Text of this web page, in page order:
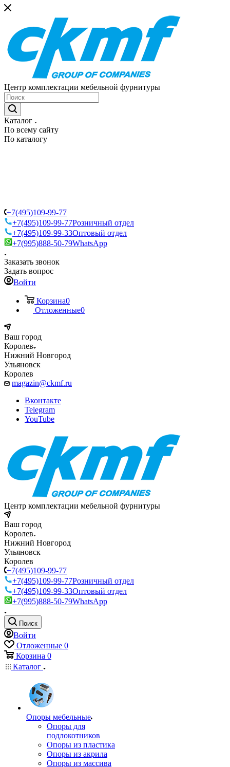
Центр комплектации мебельной фурнитуры
Каталог
По всему сайту
По каталогу
+7(495)109-99-77
+7(495)109-99-77Розничный отдел
+7(495)109-99-33Оптовый отдел
+7(995)888-50-79WhatsApp
Заказать звонок
Задать вопрос
Войти
Корзина0
Отложенные0
Ваш город
Королев
Нижний Новгород
Ульяновск
Королев
magazin@ckmf.ru
Вконтакте
Telegram
YouTube
Центр комплектации мебельной фурнитуры
Ваш город
Королев
Нижний Новгород
Ульяновск
Королев
+7(495)109-99-77
+7(495)109-99-77Розничный отдел
+7(495)109-99-33Оптовый отдел
+7(995)888-50-79WhatsApp
Поиск
Войти
Отложенные 0
Корзина 0
Каталог
Опоры мебельные
Опоры для
подлокотников
Опоры из пластика
Опоры из акрила
Опоры из массива